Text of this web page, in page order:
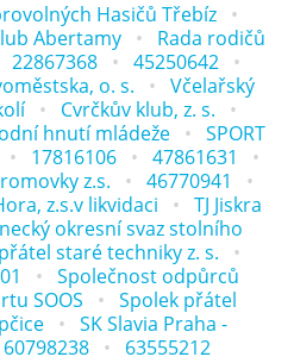
Hasičů Třebíz
Abertamy
Rada rodičů
22867368
45250642
o. s.
Včelařský
Cvrčkův klub, z. s.
hnutí mládeže
SPORT
17816106
47861631
z.s.
46770941
z.s.v likvidaci
TJ Jiskra
okresní svaz stolního
staré techniky z. s.
Společnost odpůrců
SOOS
Spolek přátel
SK Slavia Praha -
60798238 63555212